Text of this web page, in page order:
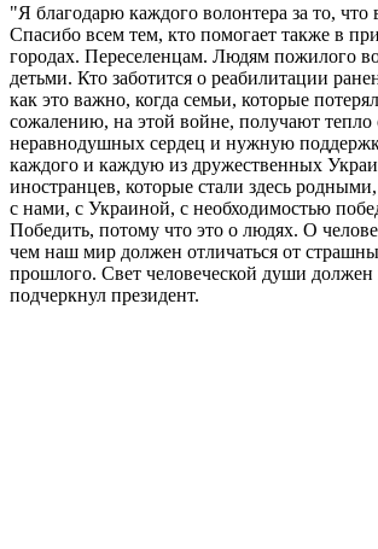
"Я благодарю каждого волонтера за то, что
Спасибо всем тем, кто помогает также в
городах. Переселенцам. Людям пожилого
детьми. Кто заботится о реабилитации
как это важно, когда семьи, которые
сожалению, на этой войне, получают тепло
неравнодушных сердец и нужную
каждого и каждую из дружественных
иностранцев, которые стали здесь
с нами, с Украиной, с необходимостью
Победить, потому что это о людях. О
чем наш мир должен отличаться от
прошлого. Свет человеческой души
подчеркнул президент.